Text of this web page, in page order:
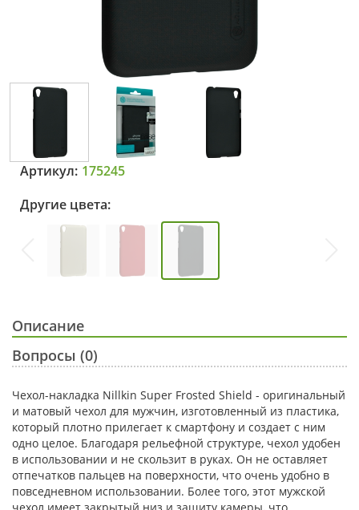
Артикул: 175245
Другие цвета:
Описание
Вопросы (0)
Чехол-накладка Nillkin Super Frosted Shield - оригинальный
и матовый чехол для мужчин, изготовленный из пластика,
который плотно прилегает к смартфону и создает с ним
одно целое. Благодаря рельефной структуре, чехол удобен
в использовании и не скользит в руках. Он не оставляет
отпечатков пальцев на поверхности, что очень удобно в
повседневном использовании. Более того, этот мужской
чехол имеет закрытый низ и защиту камеры, что